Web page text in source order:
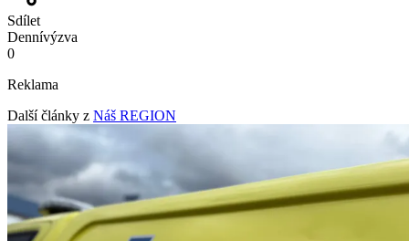
Sdílet
Dennívýzva
0
Reklama
Další články z Náš REGION